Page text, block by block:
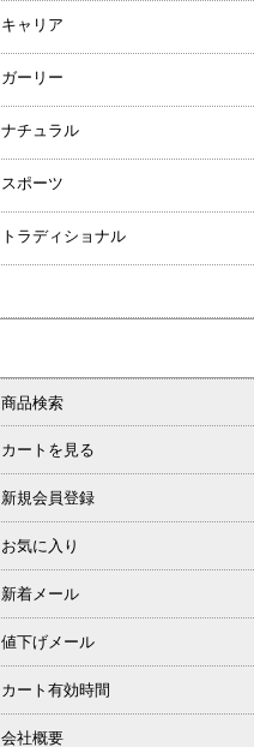
キャリア
ガーリー
ナチュラル
スポーツ
トラディショナル
商品検索
カートを見る
新規会員登録
お気に入り
新着メール
値下げメール
カート有効時間
会社概要